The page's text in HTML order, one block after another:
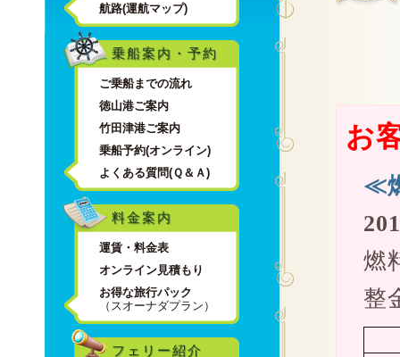
航路(運航マップ)
乗船案内・予約
ご乗船までの流れ
徳山港ご案内
竹田津港ご案内
乗船予約(オンライン)
よくある質問(Ｑ＆Ａ)
料金案内
運賃・料金表
オンライン見積もり
お得な旅行パック
（スオーナダプラン）
フェリー紹介
お
≪
燃
整